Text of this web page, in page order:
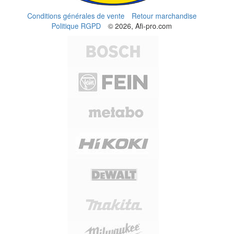
Conditions générales de vente
Retour marchandise
Politique RGPD
© 2026, Afi-pro.com